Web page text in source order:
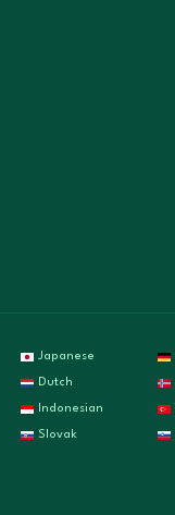
Japanese
Dutch
Indonesian
Slovak